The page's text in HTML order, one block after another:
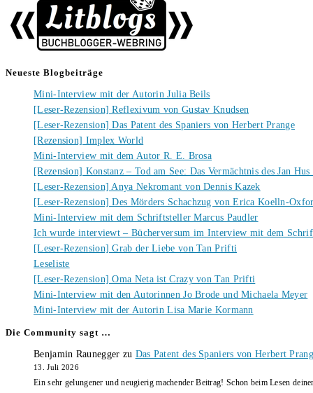
Neueste Blogbeiträge
Mini-Interview mit der Autorin Julia Beils
[Leser-Rezension] Reflexivum von Gustav Knudsen
[Leser-Rezension] Das Patent des Spaniers von Herbert Prange
[Rezension] Implex World
Mini-Interview mit dem Autor R. E. Brosa
[Rezension] Konstanz – Tod am See: Das Vermächtnis des Jan
[Leser-Rezension] Anya Nekromant von Dennis Kazek
[Leser-Rezension] Des Mörders Schachzug von Erica Koelln-
Mini-Interview mit dem Schriftsteller Marcus Paudler
Ich wurde interviewt – Bücherversum im Interview mit dem
[Leser-Rezension] Grab der Liebe von Tan Prifti
Leseliste
[Leser-Rezension] Oma Neta ist Crazy von Tan Prifti
Mini-Interview mit den Autorinnen Jo Brode und Michaela Meyer
Mini-Interview mit der Autorin Lisa Marie Kormann
Die Community sagt …
Benjamin Raunegger zu Das Patent des Spaniers von Herbert
13. Juli 2026
Ein sehr gelungener und neugierig machender Beitrag! Schon beim Lesen